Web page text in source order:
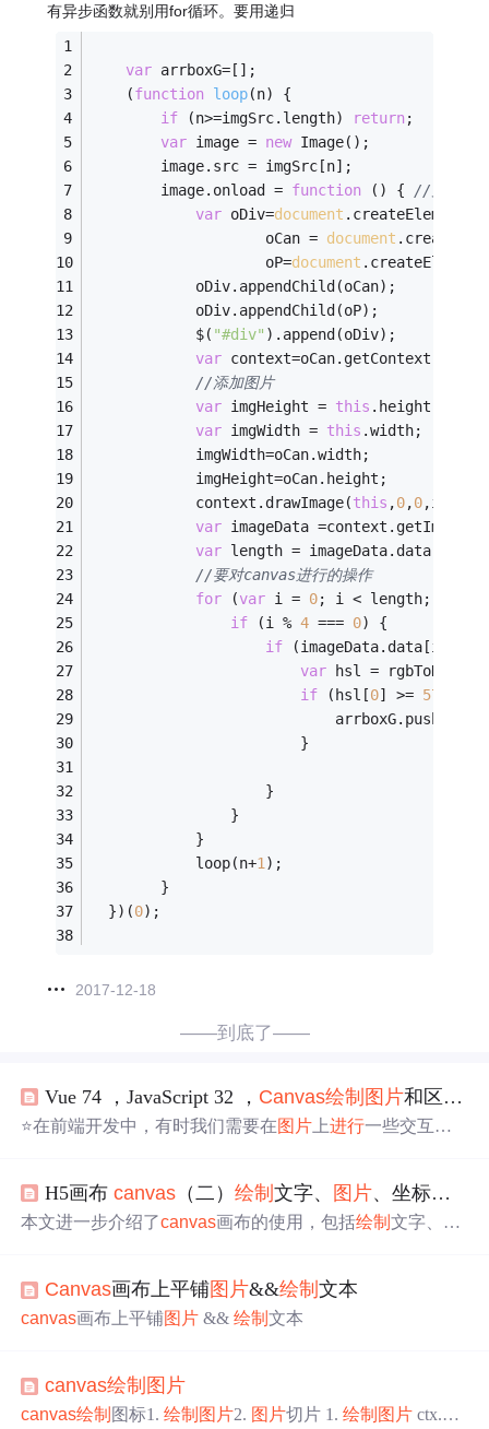
有异步函数就别用for循环。要用递归
var arrboxG=[];
	(
function loop(n) {
if (n>=imgSrc.length) return;
var image = new Image();
        image.src = imgSrc[n];
        image.onload =
function ( ) { //为异步
var oDiv=document .createElement(
                    oCan =
document
                    oP=
document
            oDiv.appendChild(oCan);
            oDiv.appendChild(oP);
            $(
"#div" ).append(oDiv);
var context=oCan.getContext(
//添加图片
var imgHeight = this .height;
var imgWidth = this .width;
            imgWidth=oCan.width;
            imgHeight=oCan.height;
            context.drawImage(
this ,0,0
var imageData
var length =
//要对canvas进行的操作
for (var i = 0; i < length; i++)
if (i % 4 === 0) {
if (imageData.data[i +
var hsl =
if (hsl[0] >= 57
                        }
                    }
                }
            }
            loop(n+
1 );
        }
  })(
0);
2017-12-18
——到底了——
Vue 74 ，JavaScript 32 ， Canvas绘制 图片和区域（前端使用
⭐在前端开发中，有时我们需要在图片 上进行一些交互式
一种图形绘制接口，可以通过 JavaScript 在网页上绘制图
形、动画和其他视觉效果。这里分享记录，如何在图片
H5画布canvas （二）绘制文字、 图片、坐标系，
本文进一步介绍了canvas画布的使用，包括绘制文字、
绘
Canvas画布上平铺图片&&绘制文本
canvas画布上平铺图片 &&绘制文本
canvas绘制 图片
canvas绘制 图标1.绘制 图片2. 图片切片 1.绘制 图片 ctx.dra